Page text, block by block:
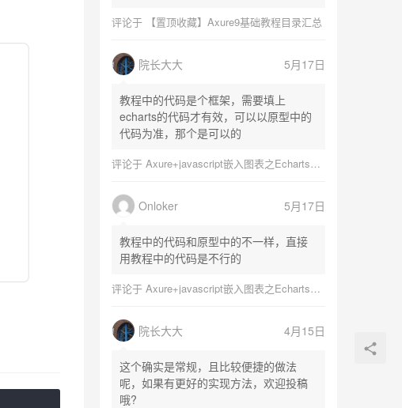
评论于 【置顶收藏】Axure9基础教程目录汇总
院长大大 5月17日
教程中的代码是个框架，需要填上
echarts的代码才有效，可以以原型中的
代码为准，那个是可以的
评论于 Axure+javascript嵌入图表之Echarts图表
Onloker 5月17日
教程中的代码和原型中的不一样，直接
用教程中的代码是不行的
评论于 Axure+javascript嵌入图表之Echarts图表
院长大大 4月15日
这个确实是常规，且比较便捷的做法
呢，如果有更好的实现方法，欢迎投稿
哦?